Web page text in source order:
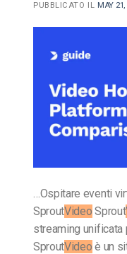
PUBBLICATO IL MAY 21,
…Ospitare eventi
SproutVideo Sprout
streaming unificata
SproutVideo è un